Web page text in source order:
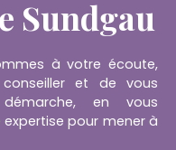
Sundgau
à votre écoute,
et de vous
en vous
pour mener à